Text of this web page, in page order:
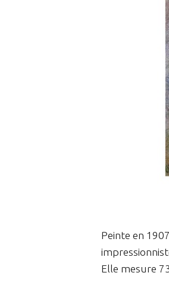
Peinte en
Elle mesure